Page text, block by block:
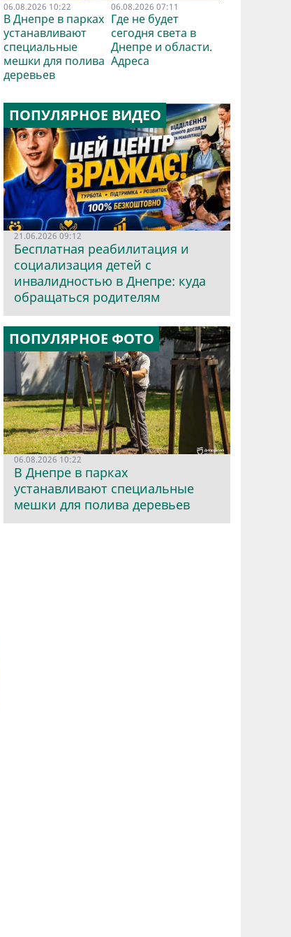
06.08.2026 10:22
В Днепре в парках
устанавливают
специальные
мешки для полива
деревьев
06.08.2026 07:11
Где не будет
сегодня света в
Днепре и области.
Адреса
ПОПУЛЯРНОЕ ВИДЕО
21.06.2026 09:12
Бесплатная реабилитация и
социализация детей с
инвалидностью в Днепре: куда
обращаться родителям
ПОПУЛЯРНОЕ ФОТО
06.08.2026 10:22
В Днепре в парках
устанавливают специальные
мешки для полива деревьев